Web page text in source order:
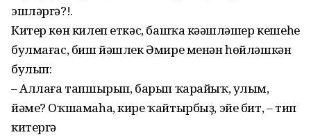
эшлəргə?!.
Китер көн килеп еткəс, башҡа кəңəшлəшер кешеһе
булмағас, биш йəшлек Əмире менəн һөйлəшкəн
булып:
– Аллаға тапшырып, барып ҡарайыҡ, улым,
йəме? Оҡшамаһа, кире ҡайтырбыҙ, эйе бит, – тип
китергə